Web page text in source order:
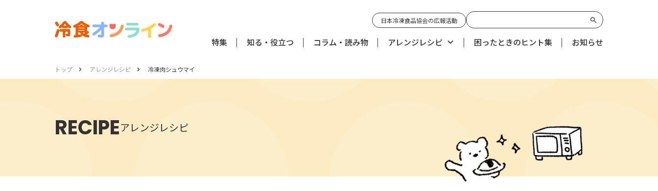
日本冷凍食品協会の広報活動
特集 知る・役立つ コラム・読み物 アレンジレシピ 困ったときのヒント集 お知らせ
トップ アレンジレシピ 冷凍肉シュウマイ
RECIPEアレンジレシピ